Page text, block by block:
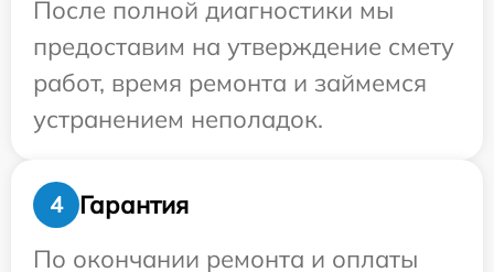
После полной диагностики мы
предоставим на утверждение смету
работ, время ремонта и займемся
устранением неполадок.
4
Гарантия
По окончании ремонта и оплаты